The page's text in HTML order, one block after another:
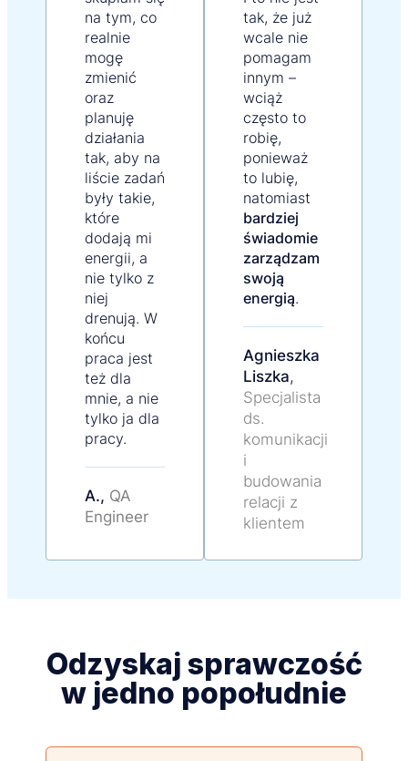
na tym, co
realnie
mogę
zmienić
oraz
planuję
działania
tak, aby na
liście zadań
były takie,
które
dodają mi
energii, a
nie tylko z
niej
drenują. W
końcu
praca jest
też dla
mnie, a nie
tylko ja dla
pracy.
A., QA
Engineer
tak, że już
wcale nie
pomagam
innym –
wciąż
często to
robię,
ponieważ
to lubię,
natomiast
bardziej
świadomie
zarządzam
swoją
energią.
Agnieszka
Liszka,
Specjalista
ds.
komunikacji
i
budowania
relacji z
klientem
Odzyskaj sprawczość
w jedno popołudnie